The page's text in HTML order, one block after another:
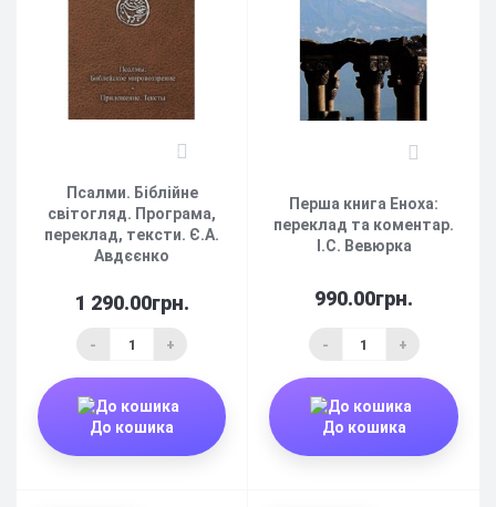
Псалми. Біблійне
світогляд. Програма,
переклад, тексти. Є.А.
Авдєєнко
1 290.00грн.
- +
До кошика
Перша книга Еноха:
переклад та коментар.
І.С. Вевюрка
990.00грн.
- +
До кошика